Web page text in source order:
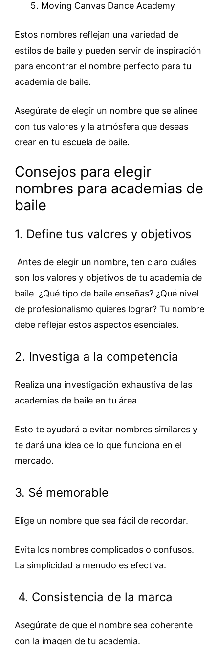
Moving Canvas Dance Academy
Estos nombres reflejan una variedad de
estilos de baile y pueden servir de inspiración
para encontrar el nombre perfecto para tu
academia de baile.
Asegúrate de elegir un nombre que se alinee
con tus valores y la atmósfera que deseas
crear en tu escuela de baile.
Consejos para elegir
nombres para academias de
baile
1. Define tus valores y objetivos
Antes de elegir un nombre, ten claro cuáles
son los valores y objetivos de tu academia de
baile. ¿Qué tipo de baile enseñas? ¿Qué nivel
de profesionalismo quieres lograr? Tu nombre
debe reflejar estos aspectos esenciales.
2. Investiga a la competencia
Realiza una investigación exhaustiva de las
academias de baile en tu área.
Esto te ayudará a evitar nombres similares y
te dará una idea de lo que funciona en el
mercado.
3. Sé memorable
Elige un nombre que sea fácil de recordar.
Evita los nombres complicados o confusos.
La simplicidad a menudo es efectiva.
4. Consistencia de la marca
Asegúrate de que el nombre sea coherente
con la imagen de tu academia.